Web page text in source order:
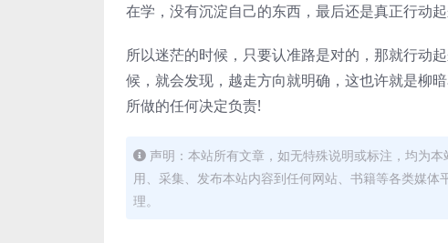
在学，没有沉淀自己的东西，最后还是真正行动
所以迷茫的时候，只要认准路是对的，那就行动
候，就会发现，越走方向就明确，这也许就是柳
所做的任何决定负责!
声明：本站所有文章，如无特殊说明或标注，均为
用、采集、发布本站内容到任何网站、书籍等各类媒
理。